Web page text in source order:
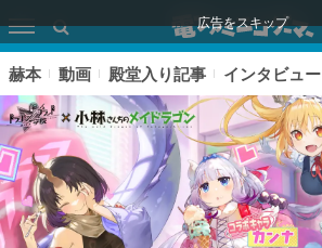
広告をスキップ
赫本 動画 殿堂入り記事 インタビュー